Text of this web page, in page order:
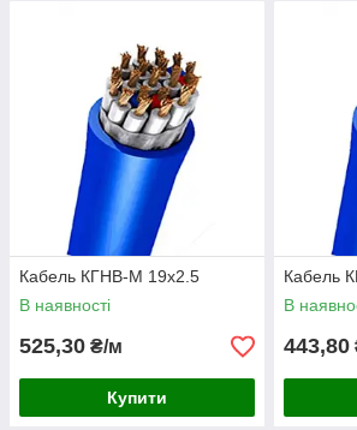
Кабель КГНВ-М 19х2.5
В наявності
525,30 ₴/м
Купити
Кабель
В
443,80